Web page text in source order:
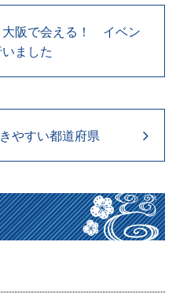
大阪で会える！ イベン
ました
やすい都道府県